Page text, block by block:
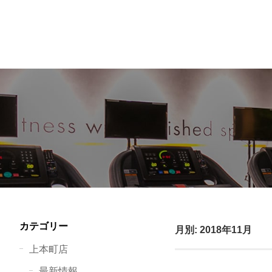
月別: 2018年11月
カテゴリー
上本町店